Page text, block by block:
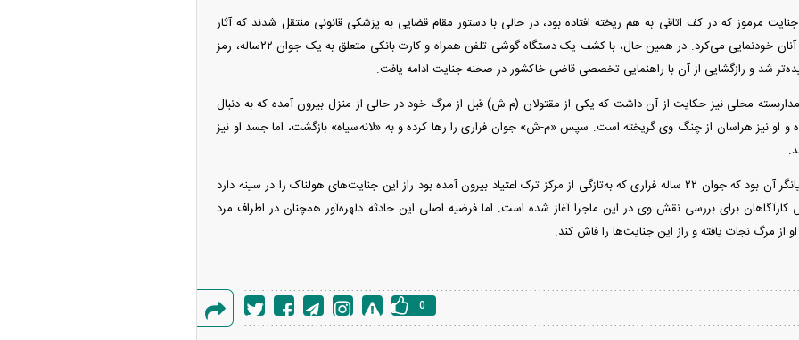
جنایت مرموز که در کف اتاقی به هم ریخته افتاده بود، در حالی با دستور مقام قضایی به پزشکی قانونی منتقل شدند که آثار
ضربات چاقو بر پیکر آنان خودنمایی می‌کرد. در همین حال، با کشف یک دستگاه گوشی تلفن همراه و کارت بانکی متعلق به یک جوان ۲۲ساله، رمز
شد و رازگشایی از آن با راهنمایی تخصصی قاضی خاکشور در صحنه جنایت ادامه یافت.
محلی نیز حکایت از آن داشت که یکی از مقتولان (م-ش) قبل از مرگ خود در حالی از منزل بیرون آمده که به دنبال
دویده و او نیز هراسان از چنگ وی گریخته است. سپس «م-ش» جوان فراری را رها کرده و به «لانه سیاه» بازگشت، اما جسد او نیز
کنکاش‌های بیشتر بیانگر آن بود که جوان ۲۲ ساله فراری که به‌تازگی از مرکز ترک اعتیاد بیرون آمده بود راز این جنایت‌های هولناک را در سینه دارد
برای بررسی نقش وی در این ماجرا آغاز شده است. اما فرضیه اصلی این حادثه دلهره‌آور همچنان در اطراف مرد
از مرگ نجات یافته و راز این جنایت‌ها را فاش کند.
گزارش
0